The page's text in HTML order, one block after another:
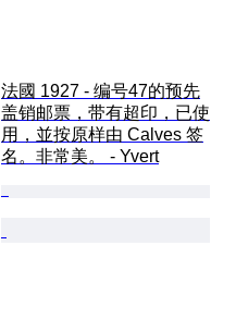
法國 1927 - 编号47的预先
盖销邮票，带有超印，已使
用，並按原样由 Calves 签
名。非常美。 - Yvert